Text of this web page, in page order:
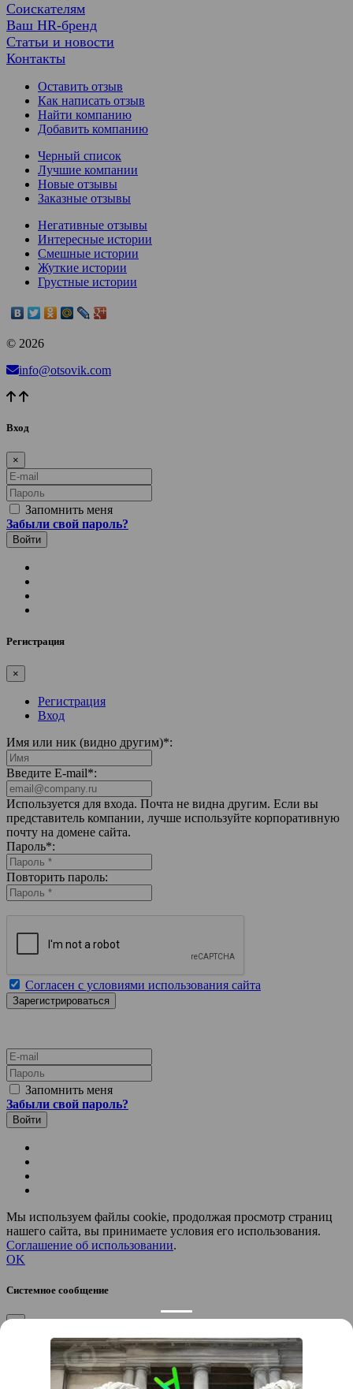
Соискателям
Ваш HR-бренд
Статьи и новости
Контакты
Оставить отзыв
Как написать отзыв
Найти компанию
Добавить компанию
Черный список
Лучшие компании
Новые отзывы
Заказные отзывы
Негативные отзывы
Интересные истории
Смешные истории
Жуткие истории
Грустные истории
© 2026
info@otsovik.com
Вход
×
E-mail
Пароль
Запомнить меня
Забыли свой пароль?
Регистрация
×
Регистрация
Вход
Имя или ник (видно другим)*:
Введите E-mail*:
Используется для входа. Почта не видна другим. Если вы
представитель компании, лучше используйте корпоративную
почту на домене сайта.
Пароль*:
Повторить пароль:
Согласен с условиями использования сайта
E-mail
Пароль
Запомнить меня
Забыли свой пароль?
Мы используем файлы cookie, продолжая просмотр страниц
нашего сайта, вы принимаете условия его использования.
Соглашение об использовании.
OK
Системное сообщение
×
Закрыть
Подтверждение компании